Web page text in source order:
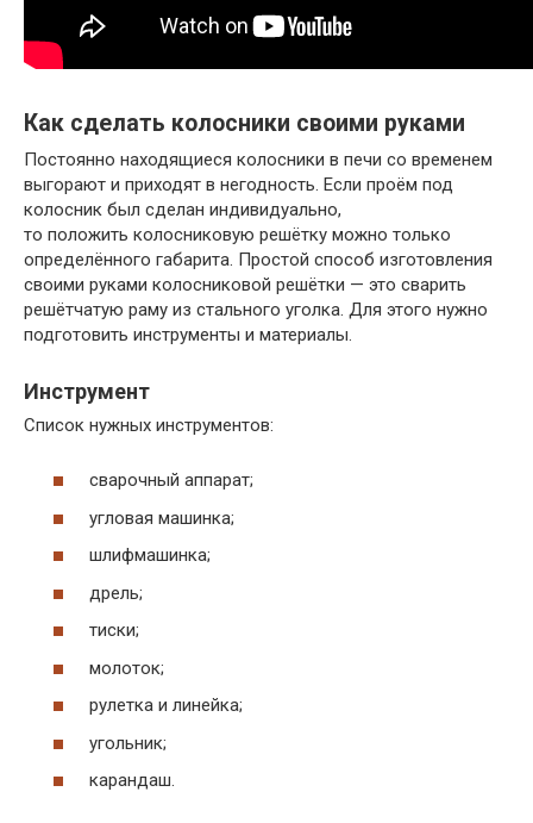
Как сделать колосники своими руками
Постоянно находящиеся колосники в печи со временем
выгорают и приходят в негодность. Если проём под
колосник был сделан индивидуально,
то положить колосниковую решётку можно только
определённого габарита. Простой способ изготовления
своими руками колосниковой решётки — это сварить
решётчатую раму из стального уголка. Для этого нужно
подготовить инструменты и материалы.
Инструмент
Список нужных инструментов:
сварочный аппарат;
угловая машинка;
шлифмашинка;
дрель;
тиски;
молоток;
рулетка и линейка;
угольник;
карандаш.